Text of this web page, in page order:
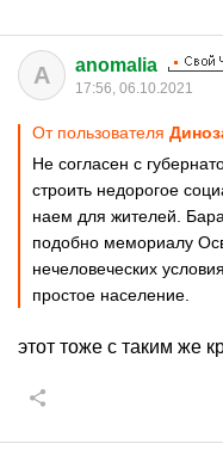
A anomalia
17:56, 06.10.2021
От пользователя
Не согласен с
строить недорогое
наем для жителей.
подобно мемориалу
нечеловеческих
простое население.
этот тоже с таким же